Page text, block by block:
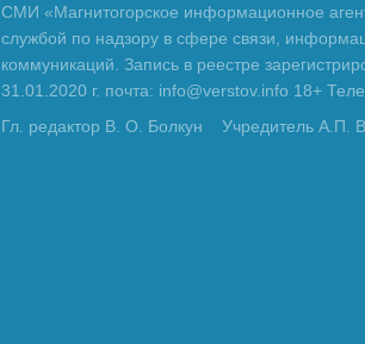
СМИ «Магнитогорское информационное
службой по надзору в сфере связи,
коммуникаций. Запись в реестре
31.01.2020 г. почта: info@verstov.info 18+
Гл. редактор В. О. Болкун
Учредитель А.П.